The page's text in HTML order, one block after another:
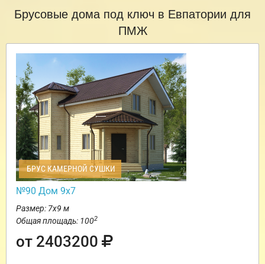
Брусовые дома под ключ в Евпатории для
ПМЖ
БРУС КАМЕРНОЙ СУШКИ
№90 Дом 9х7
Размер: 7х9 м
Общая площадь: 1002
от 2403200